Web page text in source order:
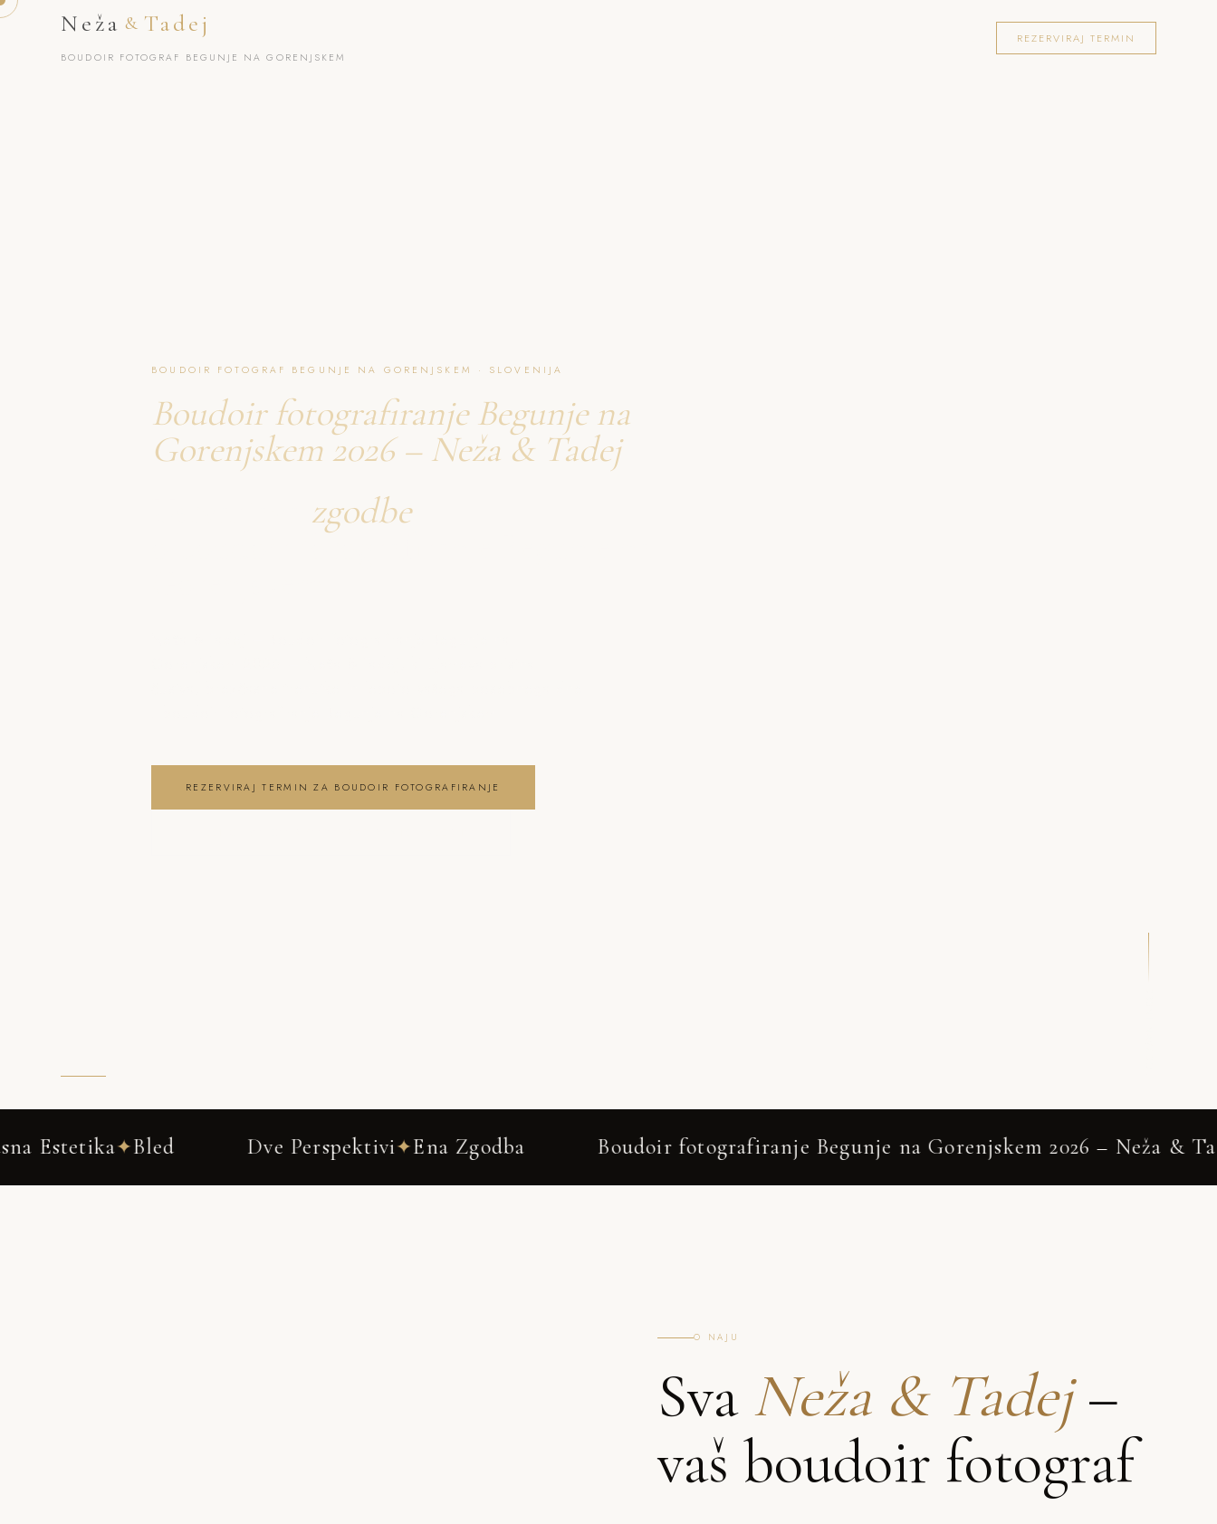
Neža & Tadej
BOUDOIR FOTOGRAF BEGUNJE NA GORENJSKEM
REZERVIRAJ TERMIN
BOUDOIR FOTOGRAF BEGUNJE NA GORENJSKEM · SLOVENIJA
Boudoir fotografiranje Begunje na
Gorenjskem 2026 – Neža & Tadej
zgodbe
o boudoir fotografiranje Begunje na
REZERVIRAJ TERMIN ZA BOUDOIR FOTOGRAFIRANJE
Dve Perspektivi Ena Zgodba Boudoir fotografiranje Begunje na Gorenjskem 2026 – Neža & Tadej ✦Begunje na
O NAJU
Sva Neža & Tadej–
vaš boudoir fotograf